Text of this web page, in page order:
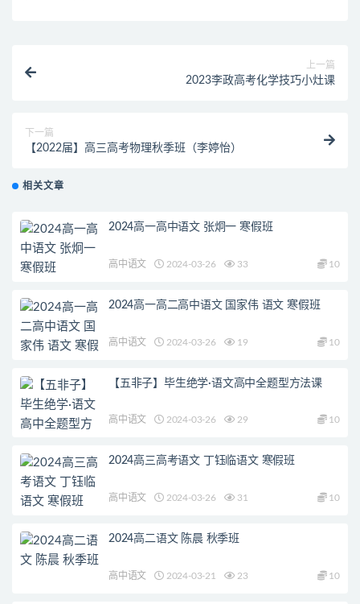
上一篇
2023李政高考化学技巧小灶课
下一篇
【2022届】高三高考物理秋季班（李婷怡）
相关文章
2024高一高中语文 张炯一 寒假班
高中语文 2024-03-26 33 10
2024高一高二高中语文 国家伟 语文 寒假班
高中语文 2024-03-26 19 10
【五非子】毕生绝学·语文高中全题型方法课
高中语文 2024-03-26 29 10
2024高三高考语文 丁钰临语文 寒假班
高中语文 2024-03-26 31 10
2024高二语文 陈晨 秋季班
高中语文 2024-03-21 23 10